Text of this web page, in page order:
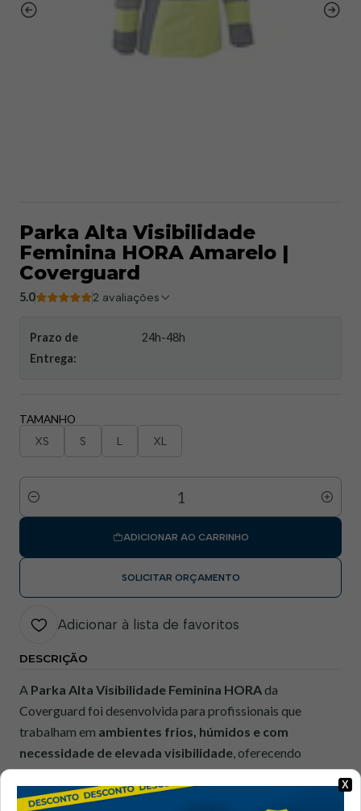
Parka Alta Visibilidade
Feminina HORA Amarelo |
Coverguard
5.0 2 avaliações
Prazo de
Entrega:
24h-48h
TAMANHO
XS S L XL
Quantidade
ADICIONAR AO CARRINHO
SOLICITAR ORÇAMENTO
Adicionar à lista de favoritos
DESCRIÇÃO
A Parka Alta Visibilidade Feminina HORA da
Coverguard foi desenvolvida para profissionais que
trabalham em ambientes frios, húmidos e com
necessidade de elevada visibilidade, oferecendo
proteção térmica, impermeabilidade e conforto
ergonómico com corte feminino. Certificada segundo a
EN
X